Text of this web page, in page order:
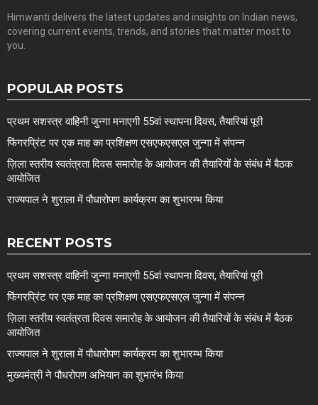
Himwanti delivers the latest updates and insights on Indian news,
covering current events, trends, and stories that matter most to
you.
POPULAR POSTS
प्रथम सशस्त्र वाहिनी जुन्गा मनाएगी 55वां स्थापना दिवस, तैयारियां पूरी
फिंगरप्रिंट पर एक माह का प्रशिक्षण एसएफएसएल जुन्गा में संपन्न
ज़िला स्तरीय स्वतंत्रता दिवस समारोह के आयोजन की तैयारियों के संबंध में बैठक
आयोजित
राज्यपाल ने शुराला में पौधारोपण कार्यक्रम का शुभारम्भ किया
RECENT POSTS
प्रथम सशस्त्र वाहिनी जुन्गा मनाएगी 55वां स्थापना दिवस, तैयारियां पूरी
फिंगरप्रिंट पर एक माह का प्रशिक्षण एसएफएसएल जुन्गा में संपन्न
ज़िला स्तरीय स्वतंत्रता दिवस समारोह के आयोजन की तैयारियों के संबंध में बैठक
आयोजित
राज्यपाल ने शुराला में पौधारोपण कार्यक्रम का शुभारम्भ किया
मुख्यमंत्री ने पौधरोपण अभियान का शुभारंभ किया